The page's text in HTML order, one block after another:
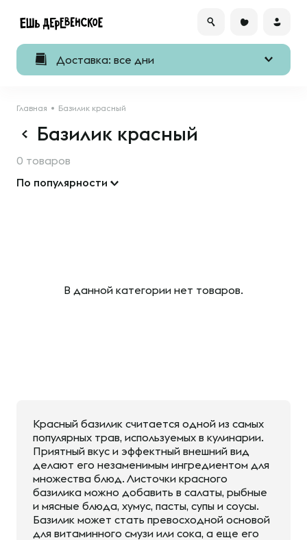
Доставка: все дни
Главная Базилик красный
Базилик красный
0 товаров
По популярности
В данной категории нет товаров.
Красный базилик считается одной из самых
популярных трав, используемых в кулинарии.
Приятный вкус и эффектный внешний вид
делают его незаменимым ингредиентом для
множества блюд. Листочки красного
базилика можно добавить в салаты, рыбные
и мясные блюда, хумус, пасты, супы и соусы.
Базилик может стать превосходной основой
для витаминного смузи или сока, а еще его